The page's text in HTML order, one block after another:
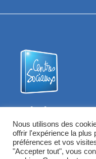
Fédération
58
Nous utilisons des
offrir l'expérience la plus
préférences et vos
"Accepter tout", vous